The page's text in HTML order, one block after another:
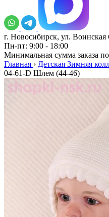
г. Новосибирск, ул. Воинская
Пн-пт: 9:00 - 18:00
Минимальная сумма заказа
Главная › Детская Зимняя
04-61-D Шлем (44-46)